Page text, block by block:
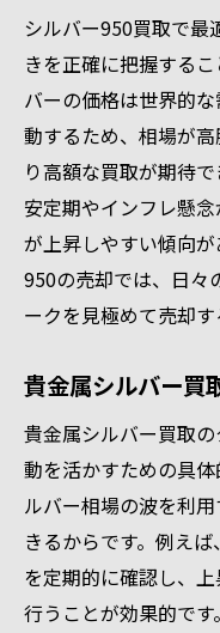
シルバー950買取で最
きを正確に把握する
バーの価格は世界的
動するため、相場が
り高額な買取が期待
安定期やインフレ懸
が上昇しやすい傾向
950の売却では、日々
ークを見極めて売却す
貴金属シルバー買
貴金属シルバー買取
動を活かすための具
ルバー相場の波を利
きるからです。例え
を定期的に確認し、
行うことが効果的で